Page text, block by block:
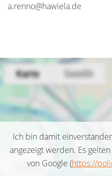
a.renno@hawiela.de
Ich bin damit
angezeigt werden. Es
von Google (https://